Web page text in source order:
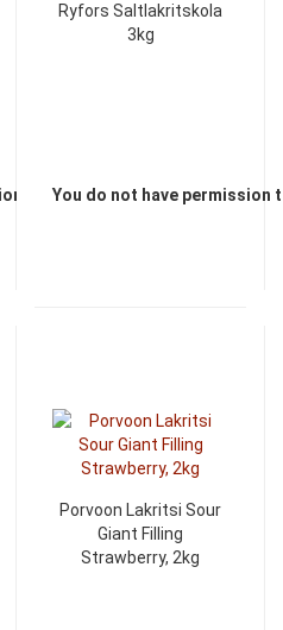
to view the prices
Ryfors Saltlakritskola
3kg
You do not have permission
Porvoon Lakritsi Sour
Giant Filling
Strawberry, 2kg